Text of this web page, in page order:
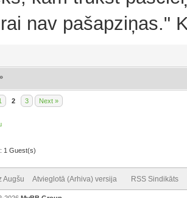
nav pašapziņas."
2 3 Next »
1 Guest(s)
Augšu Atvieglotā (Arhiva) versija RSS Sindikāts